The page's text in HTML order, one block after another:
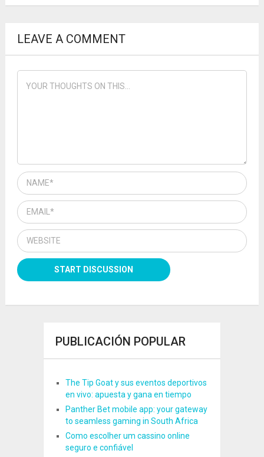
LEAVE A COMMENT
PUBLICACIÓN POPULAR
The Tip Goat y sus eventos deportivos
en vivo: apuesta y gana en tiempo
Panther Bet mobile app: your gateway
to seamless gaming in South Africa
Como escolher um cassino online
seguro e confiável